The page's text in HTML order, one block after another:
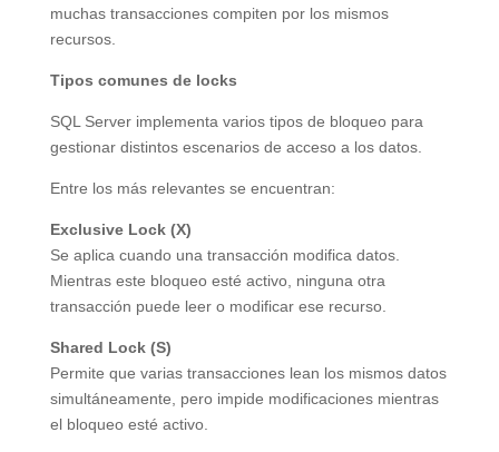
muchas transacciones compiten por los mismos
recursos.
Tipos comunes de locks
SQL Server implementa varios tipos de bloqueo para
gestionar distintos escenarios de acceso a los datos.
Entre los más relevantes se encuentran:
Exclusive Lock (X)
Se aplica cuando una transacción modifica datos.
Mientras este bloqueo esté activo, ninguna otra
transacción puede leer o modificar ese recurso.
Shared Lock (S)
Permite que varias transacciones lean los mismos datos
simultáneamente, pero impide modificaciones mientras
el bloqueo esté activo.